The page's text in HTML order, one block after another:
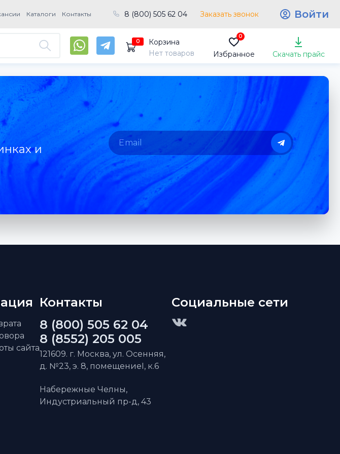
Каталоги Контакты 8 (800) 505 62 04 Заказать звонок Войти
0
Корзина
Нет товаров
0
Избранное Скачать прайс
и
сайта
Контакты
8 (800) 505 62 04
8 (8552) 205 005
121609. г. Москва, ул. Осенняя,
д. №23, э. 8, помещениеI, к.6
Набережные Челны,
Индустриальный пр-д, 43
Социальные сети